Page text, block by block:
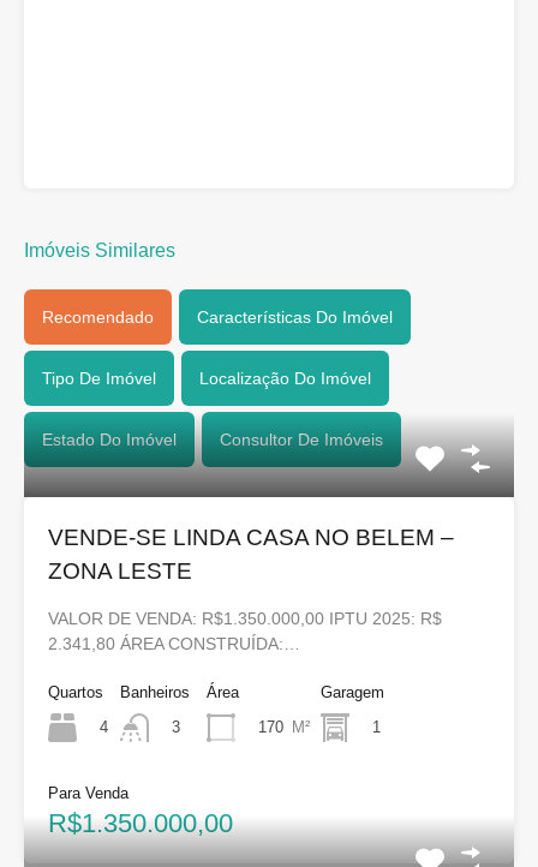
Imóveis Similares
Recomendado Características Do Imóvel
Tipo De Imóvel Localização Do Imóvel
Estado Do Imóvel Consultor De Imóveis
VENDE-SE LINDA CASA NO BELEM –
ZONA LESTE
VALOR DE VENDA: R$1.350.000,00 IPTU 2025: R$
2.341,80 ÁREA CONSTRUÍDA:…
Quartos
4
Banheiros
3
Área
170 M²
Garagem
1
Para Venda
R$1.350.000,00